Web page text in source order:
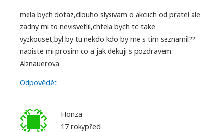
mela bych dotaz,dlouho slysivam o akciich od pratel ale
zadny mi to nevisvetlil,chtela bych to take
vyzkouset,byl by tu nekdo kdo by me s tim seznamil??
napiste mi prosim co a jak dekuji s pozdravem
Alznauerova
Odpovědět
Honza
17 rokypřed